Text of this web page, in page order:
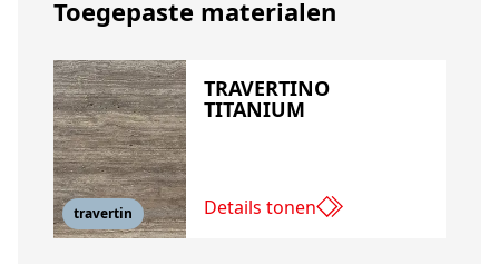
Toegepaste materialen
travertin
TRAVERTINO
TITANIUM
Details tonen